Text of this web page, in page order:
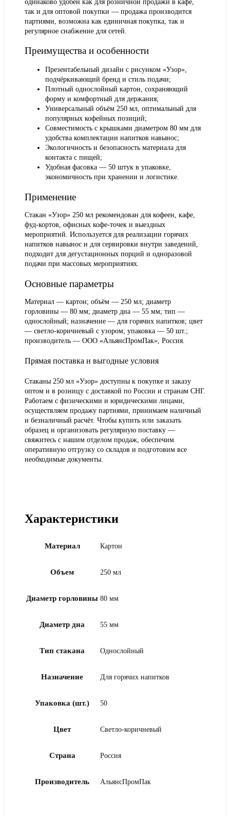
одинаково удобен как для розничной продажи в кафе,
так и для оптовой покупки — продажа производится
партиями, возможна как единичная покупка, так и
регулярное снабжение для сетей.
Преимущества и особенности
Презентабельный дизайн с рисунком «Узор»,
подчёркивающий бренд и стиль подачи;
Плотный однослойный картон, сохраняющий
форму и комфортный для держания;
Универсальный объём 250 мл, оптимальный для
популярных кофейных позиций;
Совместимость с крышками диаметром 80 мм для
удобства комплектации напитков навынос;
Экологичность и безопасность материала для
контакта с пищей;
Удобная фасовка — 50 штук в упаковке,
экономичность при хранении и логистике.
Применение
Стакан «Узор» 250 мл рекомендован для кофеен, кафе,
фуд-кортов, офисных кофе-точек и выездных
мероприятий. Используется для реализации горячих
напитков навынос и для сервировки внутри заведений,
подходит для дегустационных порций и одноразовой
подачи при массовых мероприятиях.
Основные параметры
Материал — картон; объём — 250 мл; диаметр
горловины — 80 мм; диаметр дна — 55 мм; тип —
однослойный; назначение — для горячих напитков; цвет
— светло-коричневый с узором; упаковка — 50 шт.;
производитель — ООО «АльянсПромПак», Россия.
Прямая поставка и выгодные условия
Стаканы 250 мл «Узор» доступны к покупке и заказу
оптом и в розницу с доставкой по России и странам СНГ.
Работаем с физическими и юридическими лицами,
осуществляем продажу партиями, принимаем наличный
и безналичный расчёт. Чтобы купить или заказать
образец и организовать регулярную поставку —
свяжитесь с нашим отделом продаж, обеспечим
оперативную отгрузку со складов и подготовим все
необходимые документы.
Характеристики
Материал Картон
Объем 250 мл
Диаметр горловины 80 мм
Диаметр дна 55 мм
Тип стакана Однослойный
Назначение Для горячих напитков
Упаковка (шт.) 50
Цвет Светло-коричневый
Страна Россия
Производитель АльянсПромПак